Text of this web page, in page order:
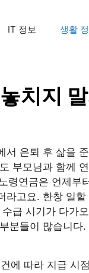
IT 정보 생활
치지
서 은퇴 후 삶을
부모님과 함께
령연금은 언제부
라고요. 한창 일
급 시기가 다가
분들이 많습니다.
에 따라 지급 시